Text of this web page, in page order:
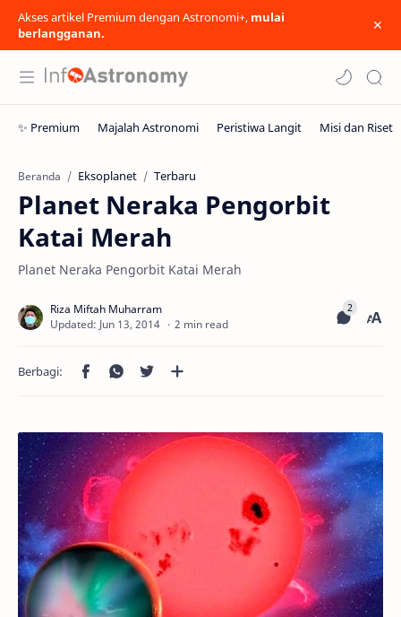
Akses artikel Premium dengan Astronomi+, mulai
berlangganan.
Beranda Eksoplanet Terbaru
Planet Neraka Pengorbit
Katai Merah
Planet Neraka Pengorbit Katai Merah
2 min read